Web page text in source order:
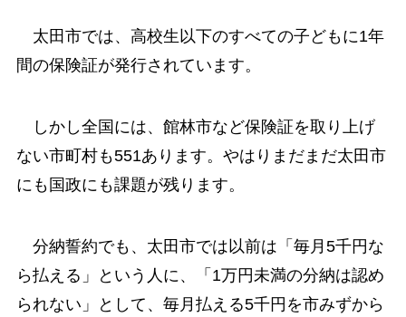
太田市では、高校生以下のすべての子どもに1年
間の保険証が発行されています。
しかし全国には、館林市など保険証を取り上げ
ない市町村も551あります。やはりまだまだ太田市
にも国政にも課題が残ります。
分納誓約でも、太田市では以前は「毎月5千円な
ら払える」という人に、「1万円未満の分納は認め
られない」として、毎月払える5千円を市みずから